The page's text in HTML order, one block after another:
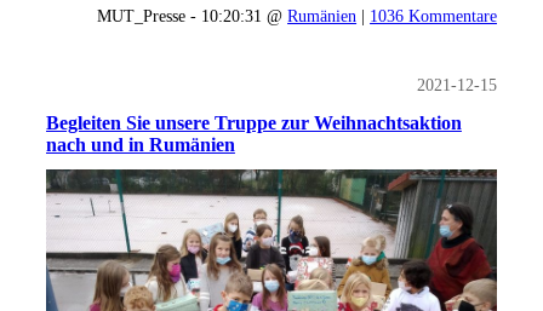
MUT_Presse - 10:20:31 @Rumänien | 1036 Kommentare
2021-12-15
Begleiten Sie unsere Truppe zur Weihnachtsaktion
nach und in Rumänien